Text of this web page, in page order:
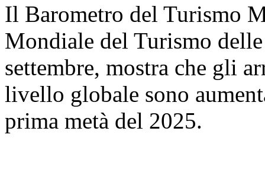
Il Barometro del Turismo
Mondiale del Turismo
settembre, mostra che gli
livello globale sono
prima metà del 2025.